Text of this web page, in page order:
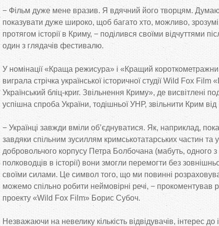
− Фільм дуже мене вразив. Я вдячний його творцям.
показувати дуже широко, щоб багато хто, можливо,
протягом історії в Криму, − поділився своїми відчуттями
один з глядачів фестивалю.
У номінації «Краща режисура» і «Кращий
виграла стрічка української історичної студії Wild Fox
Український бліц-криг. Звільнення Криму», де висвітлені
успішна спроба України, тодішньої УНР, звільнити Крим
− Українці завжди вміли об’єднуватися. Як, наприклад,
завдяки спільним зусиллям кримськотатарських частин та
добровольчого корпусу Петра Болбочана (мабуть, одного
полководців в історії) вони змогли перемогти без
своїми силами. Це символ того, що ми повинні
можемо спільно робити неймовірні речі, − прокоментував
проекту «Wild Fox Film» Борис Субоч.
Незважаючи на невелику кількість відвідувачів, інтерес до